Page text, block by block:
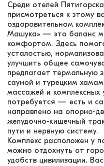
Среди отелей
присмотреться к этому
оздоровительном
Машука» — это баланс
комфортом. Здесь
усталостью,
улучшить общее
предлагает термальную
сауной и турецким
массажей и комплексных
потребуется — есть и
направлено на опорно-
желудочно-кишечный
пути и нервную систему.
Комплекс расположен у
можно отдохнуть от
удобств цивилизации.